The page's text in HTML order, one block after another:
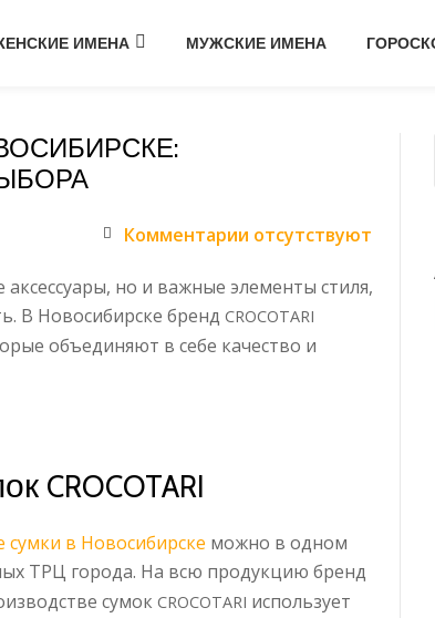
ИМЕНА МУЖСКИЕ ИМЕНА
Комментарии отсутствуют
но и важные элементы стиля,
В Новосибирске бренд CROCOTARI
объединяют в себе качество и
CROCOTARI
сумки в Новосибирске можно в одном
ТРЦ города. На всю продукцию бренд
сумок CROCOTARI использует